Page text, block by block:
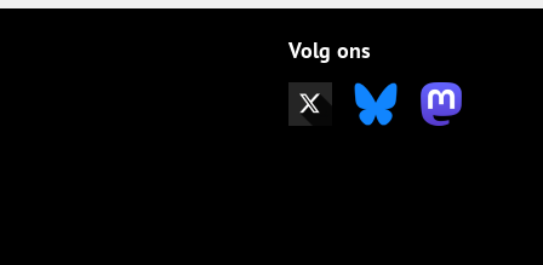
Volg ons